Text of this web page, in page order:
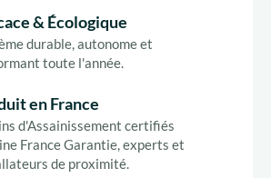
& Écologique
durable, autonome et
toute l'année.
en France
d'Assainissement certifiés
France Garantie, experts et
de proximité.